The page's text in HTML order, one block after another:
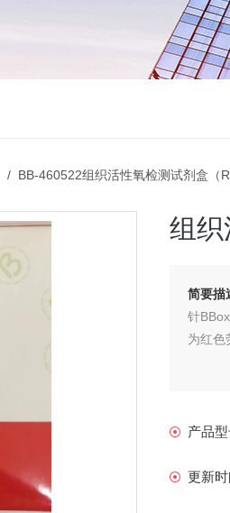
/ BB-460522组织活性氧检测试剂盒（
组
简要描
针
为红色
产品型
更新时